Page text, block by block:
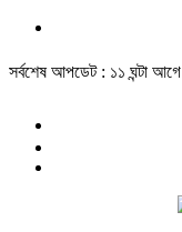
সর্বশেষ আপডেট : ১১ ঘন্টা আগে